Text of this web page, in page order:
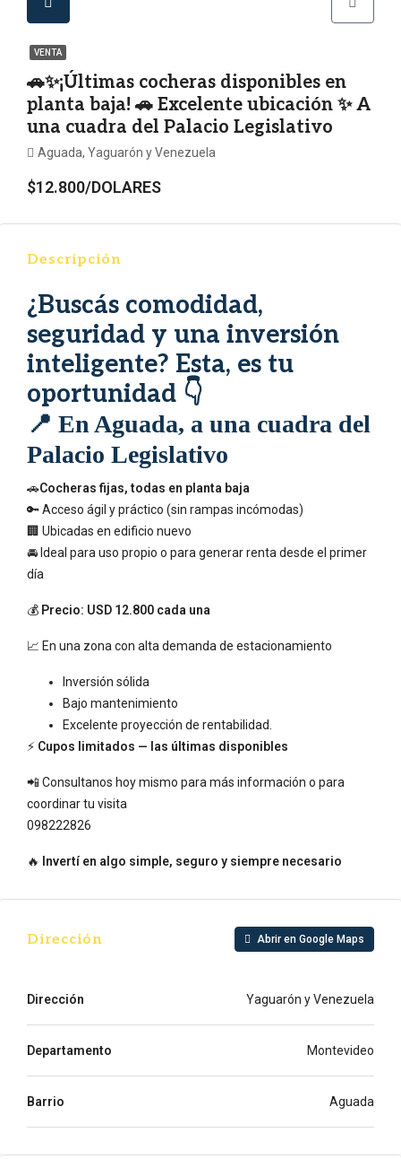
VENTA
🚗✨¡Últimas cocheras disponibles en
planta baja! 🚗 Excelente ubicación ✨ A
una cuadra del Palacio Legislativo
Aguada, Yaguarón y Venezuela
$12.800/DOLARES
Descripción
¿Buscás comodidad,
seguridad y una inversión
inteligente? Esta, es tu
oportunidad 👇
📍 En Aguada, a una cuadra del
Palacio Legislativo
🚗Cocheras fijas, todas en planta baja
🔑 Acceso ágil y práctico (sin rampas incómodas)
🏢 Ubicadas en edificio nuevo
🚘 Ideal para uso propio o para generar renta desde el primer
día
💰 Precio: USD 12.800 cada una
📈 En una zona con alta demanda de estacionamiento
Inversión sólida
Bajo mantenimiento
Excelente proyección de rentabilidad.
⚡ Cupos limitados — las últimas disponibles
📲 Consultanos hoy mismo para más información o para
coordinar tu visita
098222826
🔥 Invertí en algo simple, seguro y siempre necesario
Dirección Abrir en Google Maps
Dirección Yaguarón y Venezuela
Departamento Montevideo
Barrio Aguada